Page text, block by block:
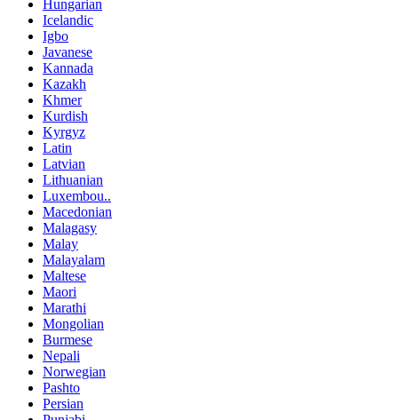
Hungarian
Icelandic
Igbo
Javanese
Kannada
Kazakh
Khmer
Kurdish
Kyrgyz
Latin
Latvian
Lithuanian
Luxembou..
Macedonian
Malagasy
Malay
Malayalam
Maltese
Maori
Marathi
Mongolian
Burmese
Nepali
Norwegian
Pashto
Persian